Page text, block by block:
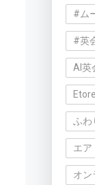
#ム
#英
AI英
ふわ
エア
オン